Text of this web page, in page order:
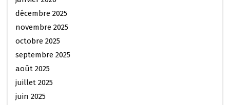
décembre 2025
novembre 2025
octobre 2025
septembre 2025
août 2025
juillet 2025
juin 2025